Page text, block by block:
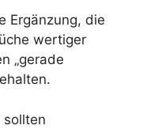
Ergänzung, die
wertiger
„gerade
sollten